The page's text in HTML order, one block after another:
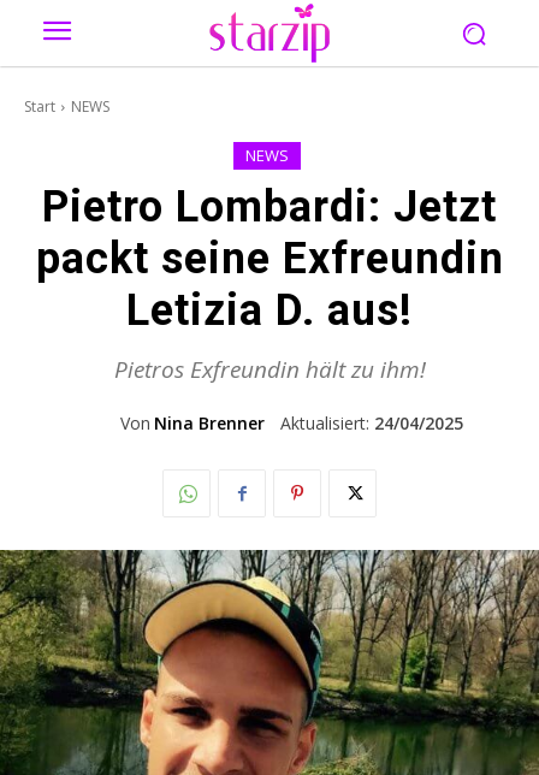
Start NEWS
NEWS
Pietro Lombardi: Jetzt
packt seine Exfreundin
Letizia D. aus!
Pietros Exfreundin hält zu ihm!
Von Nina Brenner Aktualisiert: 24/04/2025